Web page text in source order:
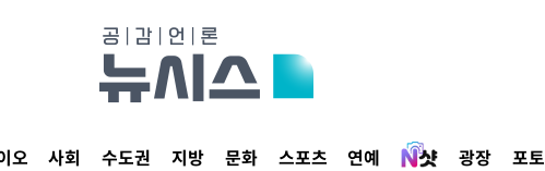
오 사회 수도권 지방 문화 스포츠 연예 광장 포토